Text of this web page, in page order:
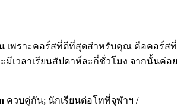
เพราะคอร์สที่ดีที่สุดสำหรับคุณ คือคอร์สที่
เวลาเรียนสัปดาห์ละกี่ชั่วโมง จากนั้นค่อย
ควบคู่กัน; นักเรียนต่อโทที่จุฬาฯ /